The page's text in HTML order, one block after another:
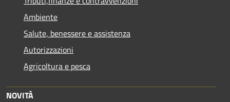
Ambiente
Salute, benessere e assistenza
Autorizzazioni
Agricoltura e pesca
NOVITÀ